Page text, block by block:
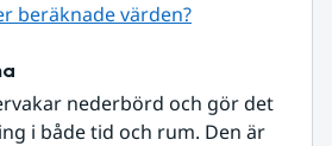
beräknade värden?
nederbörd och gör det
i både tid och rum. Den är